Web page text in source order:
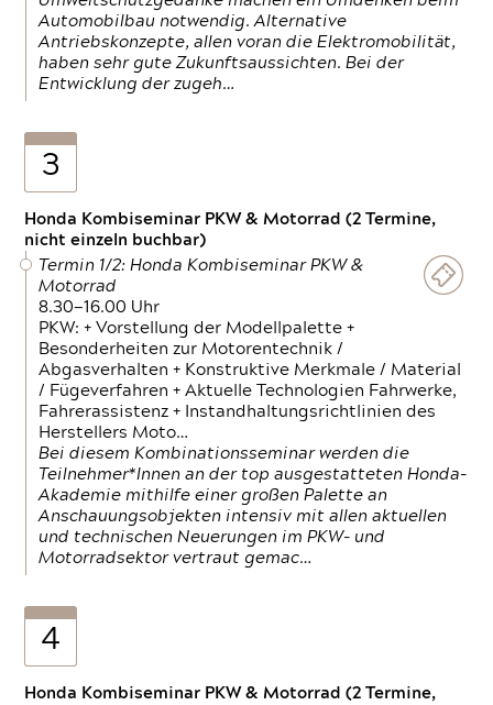
Automobilbau notwendig. Alternative
Antriebskonzepte, allen voran die Elektromobilität,
haben sehr gute Zukunftsaussichten. Bei der
Entwicklung der zugeh…
3
Honda Kombiseminar PKW & Motorrad (2 Termine,
nicht einzeln buchbar)
Termin 1/2: Honda Kombiseminar PKW &
Motorrad
8.30—16.00 Uhr
PKW: + Vorstellung der Modellpalette +
Besonderheiten zur Motorentechnik /
Abgasverhalten + Konstruktive Merkmale / Material
/ Fügeverfahren + Aktuelle Technologien Fahrwerke,
Fahrerassistenz + Instandhaltungsrichtlinien des
Herstellers Moto…
Bei diesem Kombinationsseminar werden die
Teilnehmer*Innen an der top ausgestatteten Honda-
Akademie mithilfe einer großen Palette an
Anschauungsobjekten intensiv mit allen aktuellen
und technischen Neuerungen im PKW- und
Motorradsektor vertraut gemac…
4
Honda Kombiseminar PKW & Motorrad (2 Termine,